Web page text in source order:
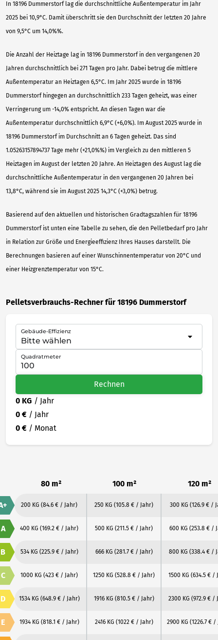
In 18196 Dummerstorf lag die durchschnittliche Außentemperatur im Jahr
2025 bei 10,9°C. Damit überschritt sie den Durchschnitt der letzten 20 Jahre
von 9,5°C um 14,0%%.
Die Anzahl der Heiztage lag in 18196 Dummerstorf in den vergangenen 20
Jahren durchschnittlich bei 271 Tagen pro Jahr. Dabei betrug die mittlere
Außentemperatur an Heiztagen 6,5°C. Im Jahr 2025 wurde in 18196
Dummerstorf hingegen an durchschnittlich 233 Tagen geheizt, was einer
Verringerung um -14,0% entspricht. An diesen Tagen war die
Außentemperatur durchschnittlich 6,9°C (+6,0%). Im August 2025 wurde in
18196 Dummerstorf im Durchschnitt an 6 Tagen geheizt. Das sind
1.05263157894737 Tage mehr (+21,0%%) im Vergleich zu den mittleren 5
Heiztagen im August der letzten 20 Jahre. An Heiztagen des August lag die
durchschnittliche Außentemperatur in den vergangenen 20 Jahren bei
13,8°C, während sie im August 2025 14,3°C (+3,0%) betrug.
Basierend auf den aktuellen und historischen Gradtagszahlen für 18196
Dummerstorf ist unten eine Tabelle zu sehen, die den Pelletbedarf pro Jahr
in Relation zur Größe und Energieeffizienz Ihres Hauses darstellt. Die
Berechnungen basieren auf einer Wunschinnentemperatur von 20°C und
einer Heizgrenztemperatur von 15°C.
Pelletsverbrauchs-Rechner für 18196 Dummerstorf
Gebäude-Effizienz
Quadratmeter
Rechnen
0 KG / Jahr
0 € / Jahr
0 € / Monat
80 m² 100 m² 120 m²
200 KG (84.6 € / Jahr) 250 KG (105.8 € / Jahr) 300 KG (126.9 € /
A 400 KG (169.2 € / Jahr) 500 KG (211.5 € / Jahr) 600 KG (253.8 € /
B 534 KG (225.9 € / Jahr) 666 KG (281.7 € / Jahr) 800 KG (338.4 € /
C 1000 KG (423 € / Jahr) 1250 KG (528.8 € / Jahr) 1500 KG (634.5 € /
D 1534 KG (648.9 € / Jahr) 1916 KG (810.5 € / Jahr) 2300 KG (972.9 € /
E 1934 KG (818.1 € / Jahr) 2416 KG (1022 € / Jahr) 2900 KG (1226.7 € /